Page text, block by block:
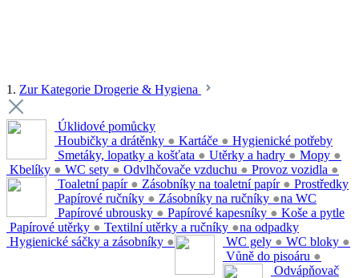
1. Zur Kategorie Drogerie & Hygiena
Úklidové pomůcky
Houbičky a drátěnky ● Kartáče ●
Smetáky, lopatky a košťata ● Utěrky a hadry ● Mopy ●
Kbelíky ● WC sety ● Odvlhčovače vzduchu ● Provoz vozidla ●
Hygienické potřeby
Toaletní papír ● Zásobníky na toaletní papír ●
Papírové ručníky ● Zásobníky na ručníky ●
Papírové ubrousky ● Papírové kapesníky ●
Papírové utěrky ● Textilní utěrky a ručníky ●
Hygienické sáčky a zásobníky ●
Prostředky
na WC
WC gely ● WC bloky ●
Vůně do pisoáru ●
Koše a pytle
na odpadky
Odvápňovač